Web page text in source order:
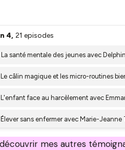
mes autres